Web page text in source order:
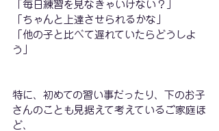
「毎日練習を見なきゃいけない？」
「ちゃんと上達させられるかな」
「他の子と比べて遅れていたらどうしよ
う」
特に、初めての習い事だったり、下のお子
さんのことも見据えて考えているご家庭ほ
ど、